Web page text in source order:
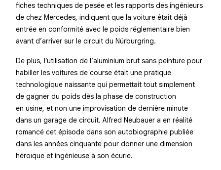
fiches techniques de pesée et les rapports des ingénieurs
de chez Mercedes, indiquent que la voiture était déjà
entrée en conformité avec le poids réglementaire bien
avant d’arriver sur le circuit du Nürburgring.
De plus, l’utilisation de l’aluminium brut sans peinture pour
habiller les voitures de course était une pratique
technologique naissante qui permettait tout simplement
de gagner du poids dès la phase de construction
en usine, et non une improvisation de dernière minute
dans un garage de circuit. Alfred Neubauer a en réalité
romancé cet épisode dans son autobiographie publiée
dans les années cinquante pour donner une dimension
héroïque et ingénieuse à son écurie.